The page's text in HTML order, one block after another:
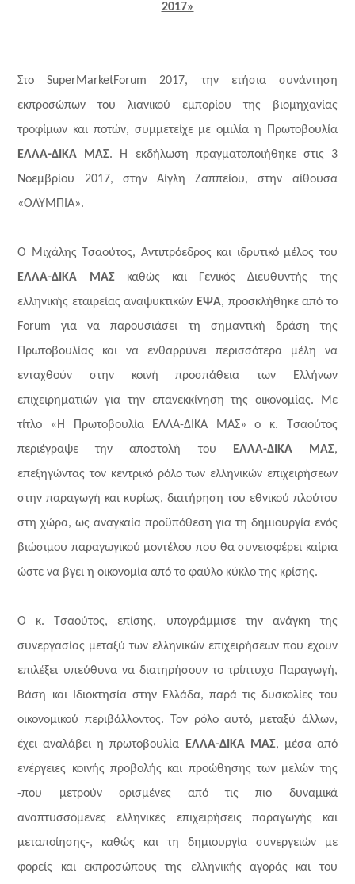
2017»
ΣτοSuperMarketForum 2017, την ετήσια συνάντηση
εκπροσώπων του λιανικού εμπορίου της βιομηχανίας
τροφίμων και ποτών, συμμετείχε με ομιλία η Πρωτοβουλία
ΕΛΛΑ-ΔΙΚΑ ΜΑΣ. Η εκδήλωση πραγματοποιήθηκε στις 3
Νοεμβρίου 2017, στην Αίγλη Ζαππείου, στην αίθουσα
«ΟΛΥΜΠΙΑ».
Ο Μιχάλης Τσαούτος, Αντιπρόεδρος και ιδρυτικό μέλος του
ΕΛΛΑ-ΔΙΚΑ ΜΑΣ καθώς και Γενικός Διευθυντής της
ελληνικής εταιρείας αναψυκτικών ΕΨΑ, προσκλήθηκε από το
Forum για να παρουσιάσει τη σημαντική δράση της
Πρωτοβουλίας και να ενθαρρύνει περισσότερα μέλη να
ενταχθούν στην κοινή προσπάθεια των Ελλήνων
επιχειρηματιών για την επανεκκίνηση της οικονομίας. Με
τίτλο «Η Πρωτοβουλία ΕΛΛΑ-ΔΙΚΑ ΜΑΣ»o
κ. Τσαούτος
περιέγραψε την αποστολή του
ΕΛΛΑ-ΔΙΚΑ ΜΑΣ,
επεξηγώντας τον κεντρικό ρόλο των ελληνικών επιχειρήσεων
στην παραγωγή και κυρίως, διατήρηση του εθνικού πλούτου
στη χώρα, ως αναγκαία προϋπόθεση για τη δημιουργία ενός
βιώσιμου παραγωγικού μοντέλου που θα συνεισφέρει καίρια
ώστε να βγει η οικονομία από το φαύλο κύκλο της κρίσης.
Ο κ. Τσαούτος, επίσης, υπογράμμισε την ανάγκη της
συνεργασίας μεταξύ των ελληνικών επιχειρήσεων που έχουν
επιλέξει υπεύθυνα να διατηρήσουν το τρίπτυχο Παραγωγή,
Βάση και Ιδιοκτησία στην Ελλάδα, παρά τις δυσκολίες του
οικονομικού περιβάλλοντος. Τον ρόλο αυτό, μεταξύ άλλων,
έχει αναλάβει η πρωτοβουλία
ΕΛΛΑ-ΔΙΚΑ ΜΑΣ, μέσα από
ενέργειες κοινής προβολής και προώθησης των μελών της
-που μετρούν ορισμένες από τις πιο δυναμικά
αναπτυσσόμενες ελληνικές επιχειρήσεις παραγωγής και
μεταποίησης-, καθώς και τη δημιουργία συνεργειών με
φορείς και εκπροσώπους της ελληνικής αγοράς και του